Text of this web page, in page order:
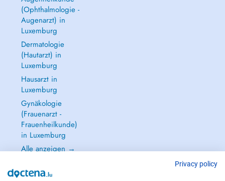
(Ophthalmologie -
Augenarzt) in
Luxemburg
Dermatologie
(Hautarzt) in
Luxemburg
Hausarzt in
Luxemburg
Gynäkologie
(Frauenarzt -
Frauenheilkunde)
in Luxemburg
Alle anzeigen →
Privacy policy